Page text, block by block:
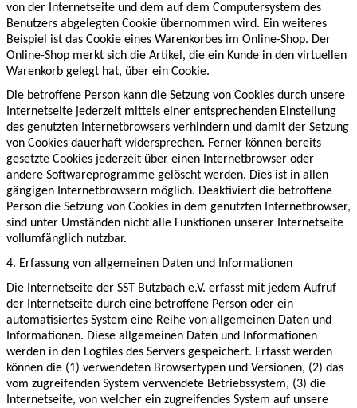
von der Internetseite und dem auf dem Computersystem des
Benutzers abgelegten Cookie übernommen wird. Ein weiteres
Beispiel ist das Cookie eines Warenkorbes im Online-Shop. Der
Online-Shop merkt sich die Artikel, die ein Kunde in den virtuellen
Warenkorb gelegt hat, über ein Cookie.
Die betroffene Person kann die Setzung von Cookies durch unsere
Internetseite jederzeit mittels einer entsprechenden Einstellung
des genutzten Internetbrowsers verhindern und damit der Setzung
von Cookies dauerhaft widersprechen. Ferner können bereits
gesetzte Cookies jederzeit über einen Internetbrowser oder
andere Softwareprogramme gelöscht werden. Dies ist in allen
gängigen Internetbrowsern möglich. Deaktiviert die betroffene
Person die Setzung von Cookies in dem genutzten Internetbrowser,
sind unter Umständen nicht alle Funktionen unserer Internetseite
vollumfänglich nutzbar.
4. Erfassung von allgemeinen Daten und Informationen
Die Internetseite der SST Butzbach e.V. erfasst mit jedem Aufruf
der Internetseite durch eine betroffene Person oder ein
automatisiertes System eine Reihe von allgemeinen Daten und
Informationen. Diese allgemeinen Daten und Informationen
werden in den Logfiles des Servers gespeichert. Erfasst werden
können die (1) verwendeten Browsertypen und Versionen, (2) das
vom zugreifenden System verwendete Betriebssystem, (3) die
Internetseite, von welcher ein zugreifendes System auf unsere